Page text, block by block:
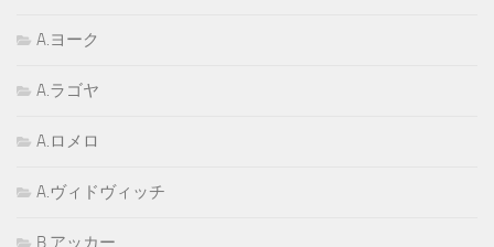
A.ヨーク
A.ラゴヤ
A.ロメロ
A.ヴィドヴィッチ
B.アッカー